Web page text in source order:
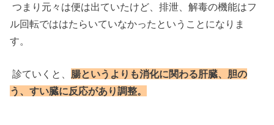
つまり元々は便は出ていたけど、排泄、解毒の機能はフ
ル回転でははたらいていなかったということになりま
す。
診ていくと、 腸というよりも消化に関わる肝臓、胆の
う、すい臓に反応があり調整。